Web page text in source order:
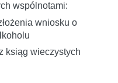
wspólnotami:
wniosku o
ksiąg wieczystych